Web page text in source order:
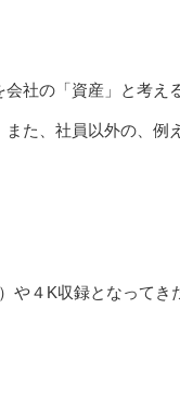
社の「資産」と考
た、社員以外の、
４K収録となって